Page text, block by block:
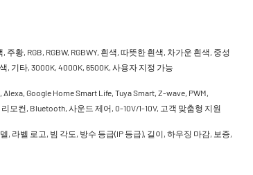
황, RGB, RGBW, RGBWY, 흰색, 따뜻한 흰색, 차가운 흰색, 중성
, 기타, 3000K, 4000K, 6500K, 사용자 지정 가능
Alexa, Google Home Smart Life, Tuya Smart, Z-wave, PWM,
모컨, Bluetooth, 사운드 제어, 0-10V/1-10V, 고객 맞춤형 지원
, 라벨 로고, 빔 각도, 방수 등급(IP 등급), 길이, 하우징 마감, 보증,